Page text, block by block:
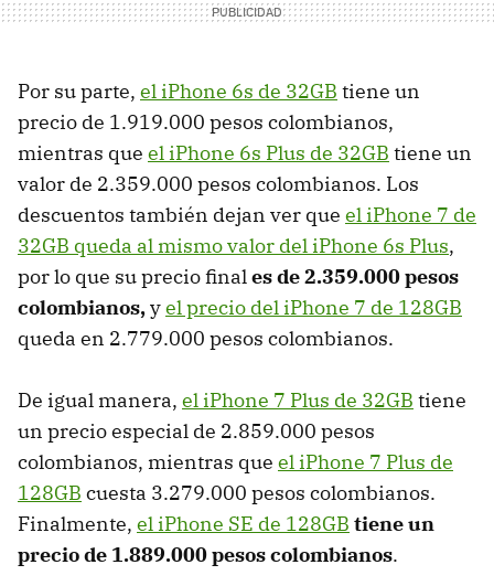
Por su parte, el iPhone 6s de 32GB tiene un
precio de 1.919.000 pesos colombianos,
mientras que el iPhone 6s Plus de 32GB tiene un
valor de 2.359.000 pesos colombianos. Los
descuentos también dejan ver que el iPhone 7 de
32GB queda al mismo valor del iPhone 6s Plus,
por lo que su precio finales de 2.359.000 pesos
colombianos,yel precio del iPhone 7 de 128GB
queda en 2.779.000 pesos colombianos.
De igual manera, el iPhone 7 Plus de 32GB tiene
un precio especial de 2.859.000 pesos
colombianos, mientras que el iPhone 7 Plus de
128GB cuesta 3.279.000 pesos colombianos.
Finalmente, el iPhone SE de 128GB tiene un
precio de 1.889.000 pesos colombianos.